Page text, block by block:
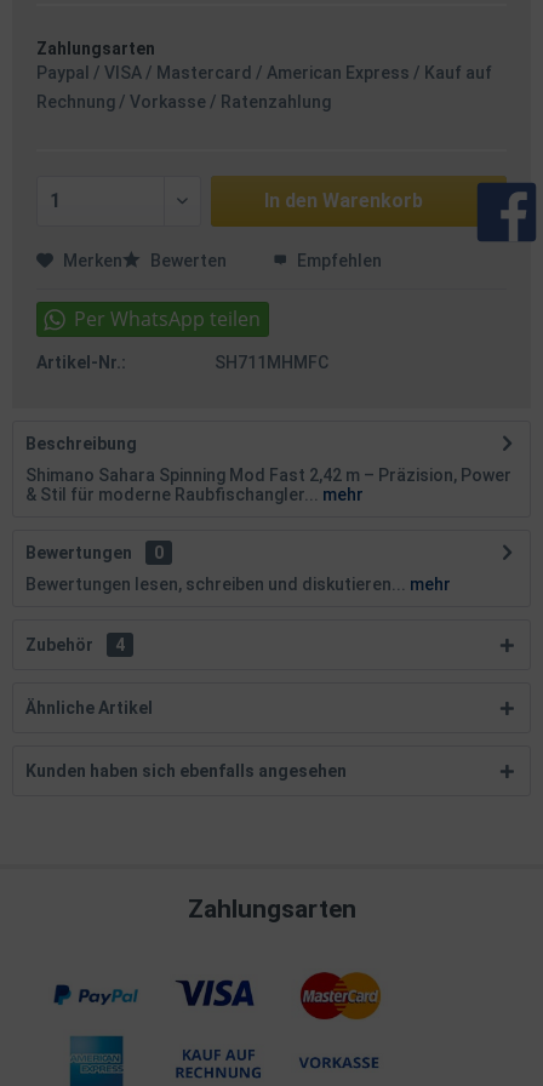
Zahlungsarten
Paypal / VISA / Mastercard / American Express / Kauf auf
Rechnung / Vorkasse / Ratenzahlung
In den Warenkorb
Merken Bewerten Empfehlen
Artikel-Nr.: SH711MHMFC
Beschreibung
Shimano Sahara Spinning Mod Fast 2,42 m – Präzision, Power
& Stil für moderne Raubfischangler...
mehr
Bewertungen
0
Bewertungen lesen, schreiben und diskutieren...
mehr
Zubehör 4
Ähnliche Artikel
Kunden haben sich ebenfalls angesehen
Zahlungsarten